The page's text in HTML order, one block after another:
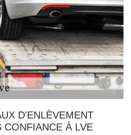
D'ENLÈVEMENT
CONFIANCE À LVE